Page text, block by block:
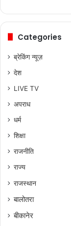
Categories
ब्रेकिंग न्यूज़
देश
LIVE TV
अपराध
धर्म
शिक्षा
राजनीति
राज्य
राजस्थान
बालोतरा
बीकानेर